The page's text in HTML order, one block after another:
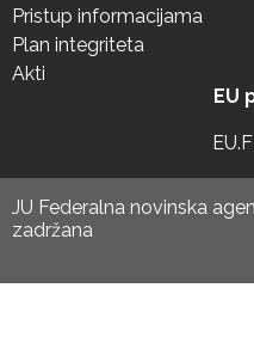
Pristup informacijama
Plan integriteta
Akti
EU
JU Federalna novinska
zadržana